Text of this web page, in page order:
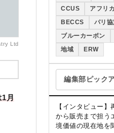
Ltd
月
CCUS アフリカ
BECCS パリ
ブルーカーボン
地域 ERW
編集部ピック
【インタビュー
から販売まで担う
境価値の現在地を